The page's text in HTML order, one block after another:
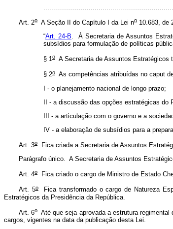
Art. 2o A Seção II do Capítulo I da Lei no 10.683, de
“Art. 24-B . À Secretaria de Assuntos
subsídios para formulação de políticas
§ 1o A Secretaria de Assuntos Estratégicos
§ 2o As competências atribuídas no caput
I - o planejamento nacional de longo prazo;
II - a discussão das opções estratégicas do
III - a articulação com o governo e a
IV - a elaboração de subsídios para a
Art. 3o
Fica criada a Secretaria de Assuntos
Parágrafo único. A Secretaria de Assuntos
Art. 4o Fica criado o cargo de Ministro de Estado
Art. 5oFica transformado o cargo de Natureza
Estratégicos da Presidência da República.
Art. 6o Até que seja aprovada a estrutura
cargos, vigentes na data da publicação desta Lei.